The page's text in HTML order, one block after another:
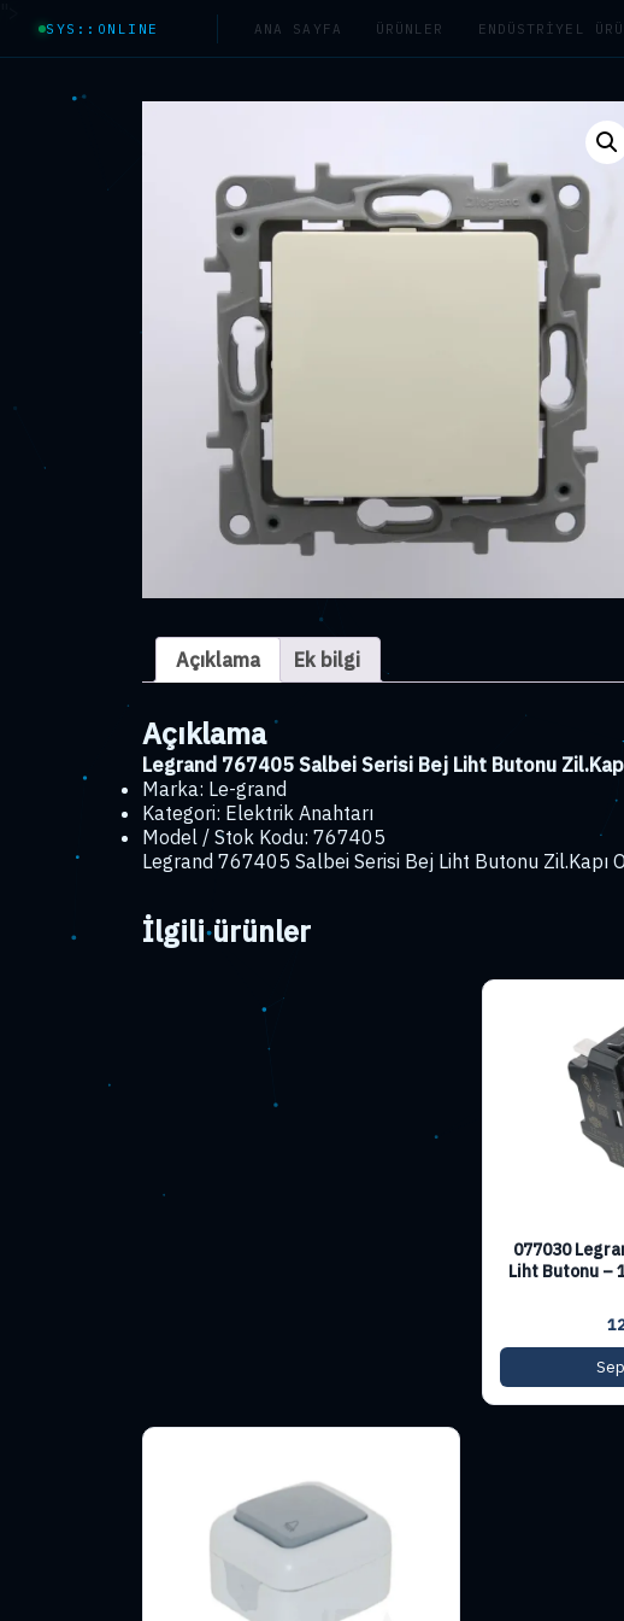
SYS::ONLINE ANA SAYFA ÜRÜNLER ENDÜSTRIYEL
Açıklama Ek bilgi
Açıklama
Legrand 767405 Salbei Serisi Bej Liht Butonu
Marka: Le-grand
Kategori: Elektrik Anahtarı
Model / Stok Kodu: 767405
Legrand 767405 Salbei Serisi Bej Liht Butonu
İlgili ürünler
077030
Liht Butonu –